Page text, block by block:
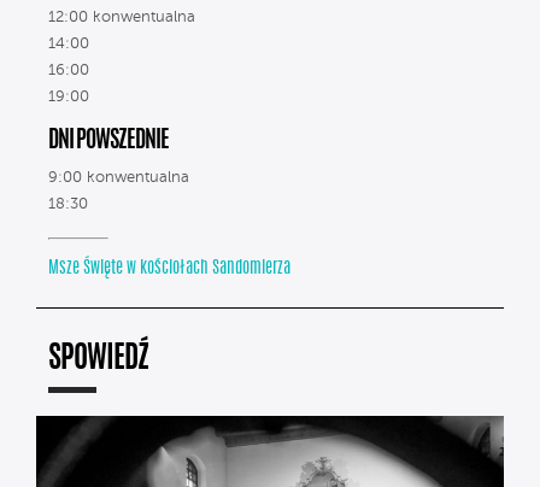
12:00 konwentualna
14:00
16:00
19:00
DNI POWSZEDNIE
9:00 konwentualna
18:30
Msze Święte w kościołach Sandomierza
SPOWIEDŹ